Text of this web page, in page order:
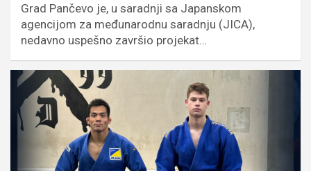
Grad Pančevo je, u saradnji sa Japanskom
agencijom za međunarodnu saradnju (JICA),
nedavno uspešno završio projekat…